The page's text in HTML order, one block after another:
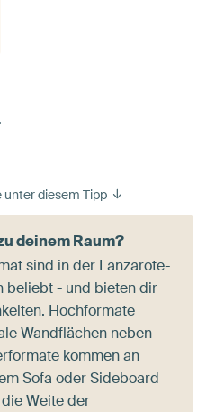
diesem Tipp
deinem Raum?
sind in der Lanzarote-
beliebt - und bieten dir
Hochformate
Wandflächen neben
kommen an
Sofa oder Sideboard
Weite der